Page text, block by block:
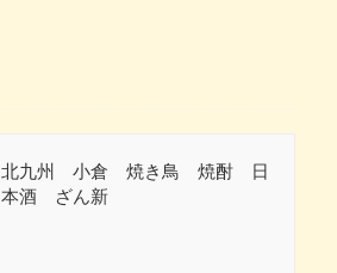
北九州 小倉 焼き鳥 焼酎 日
本酒 ざん新